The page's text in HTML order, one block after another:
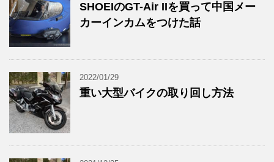
SHOEIのGT-Air IIを買って中国メー
カーインカムをつけた話
2022/01/29
重い大型バイクの取り回し方法